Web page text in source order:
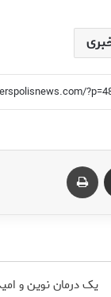
اشتراک گذاری از طریق ایمیل
یک درمان نوین و